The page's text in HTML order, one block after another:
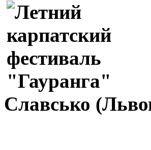
Славсько